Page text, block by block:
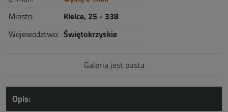
Miasto:
Kielce, 25 - 338
Wojewodztwo: Świętokrzyskie
Galeria jest pusta
Opis: